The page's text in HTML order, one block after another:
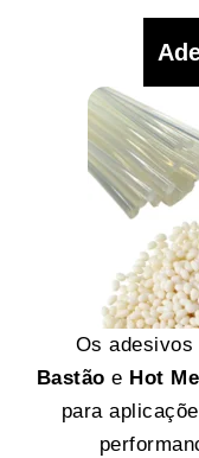
Os adesivos
Bastão e Hot
para